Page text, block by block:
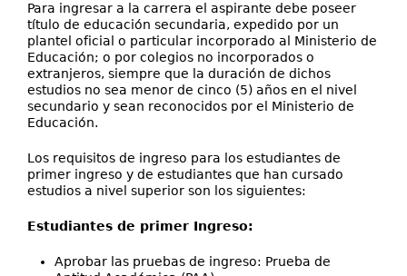
Para ingresar a la carrera el aspirante debe poseer
título de educación secundaria, expedido por un
plantel oficial o particular incorporado al Ministerio de
Educación; o por colegios no incorporados o
extranjeros, siempre que la duración de dichos
estudios no sea menor de cinco (5) años en el nivel
secundario y sean reconocidos por el Ministerio de
Educación.
Los requisitos de ingreso para los estudiantes de
primer ingreso y de estudiantes que han cursado
estudios a nivel superior son los siguientes:
Estudiantes de primer Ingreso:
Aprobar las pruebas de ingreso: Prueba de